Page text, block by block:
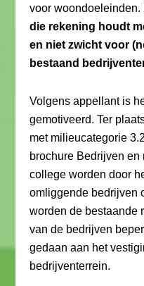
voor woondoeleinden.
die rekening houdt
en niet zwicht voor
bestaand
Volgens appellant is
gemotiveerd. Ter
met milieucategorie
brochure Bedrijven
college worden door
omliggende bedrijven
worden de bestaande
van de bedrijven
gedaan aan het
bedrijventerrein.